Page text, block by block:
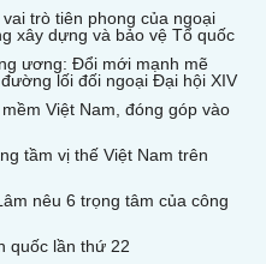
trò tiên phong của ngoại
xây dựng và bảo vệ Tổ quốc
ương: Đổi mới mạnh mẽ
lối đối ngoại Đại hội XIV
Việt Nam, đóng góp vào
tầm vị thế Việt Nam trên
nêu 6 trọng tâm của công
quốc lần thứ 22